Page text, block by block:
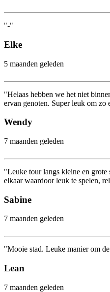
"-"
Elke
5 maanden geleden
"Helaas hebben we het niet
ervan genoten. Super leuk om zo
Wendy
7 maanden geleden
"Leuke tour langs kleine en
elkaar waardoor leuk te spelen,
Sabine
7 maanden geleden
"Mooie stad. Leuke manier om
Lean
7 maanden geleden